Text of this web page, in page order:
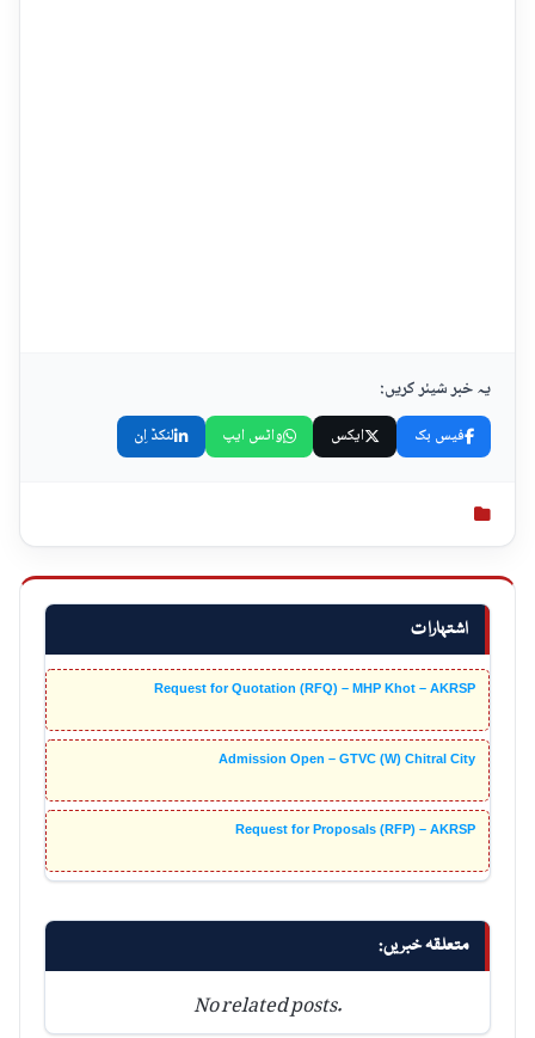
اشتہارات
Request for Quotation (RFQ) – MHP Khot – AKRSP
Admission Open – GTVC (W) Chitral City
Request for Proposals (RFP) – AKRSP
متعلقہ خبریں:
No related posts.
یہ خبر شیئر کریں:
فیس بک ایکس واٹس ایپ لنکڈ اِن